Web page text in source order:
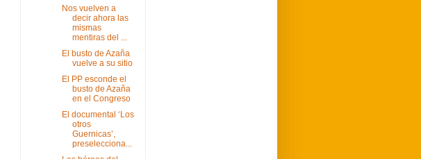
Nos vuelven a
decir ahora las
mismas
mentiras del ...
El busto de Azaña
vuelve a su sitio
El PP esconde el
busto de Azaña
en el Congreso
El documental ‘Los
otros
Guernicas’,
preselecciona...